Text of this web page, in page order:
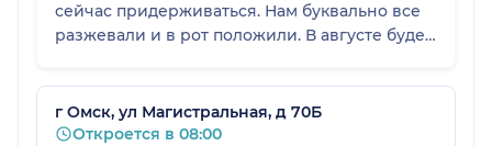
сейчас придерживаться. Нам буквально все
разжевали и в рот положили. В августе будем
рассказываю знакомым, что мы ходили к
такому доктору: если есть проблемы, можно
обращаться.
г Омск, ул Магистральная, д 70Б
Откроется в 08:00